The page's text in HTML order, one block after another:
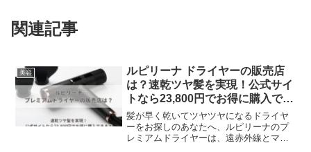
関連記事
美容
ルピリーナ ドライヤーの販売店
は？速乾ツヤ髪を実現！公式サイ
トなら23,800円でお得に購入でき
ます
髪が早く乾いてツヤツヤになるドライヤ
ーをお探しのあなたへ、ルピリーナのプ
レミアムドライヤーは、遠赤外線とマイ